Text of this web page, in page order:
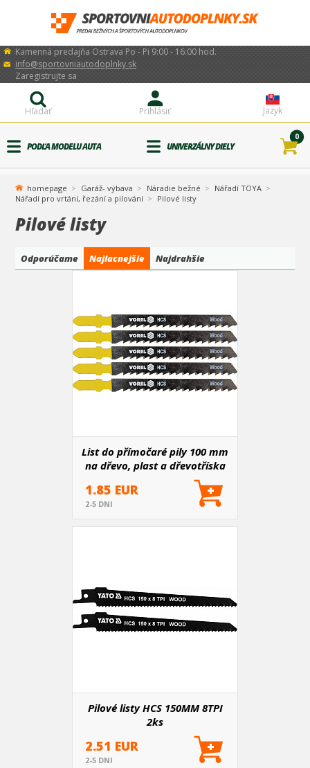
Kamenná predajňa Ostrava Po - Pi 9:00 - 16:00 hod.
info@sportovniautodoplnky.sk
Jazyk
Prihlásiť
Zaregistrujte sa
Hľadať
PODĽA MODELU AUTA UNIVERZÁLNY DIELY
0
homepage Garáž- výbava Náradie bežné
Nářadí TOYA
Nářadí pro vrtání, řezání a pilování
Pilové listy
Pilové listy
Odporúčame Najlacnejšie Najdrahšie
List do přímočaré pily 100 mm
na dřevo, plast a dřevotříska
1.85 EUR
2-5 DNI
Pilové listy HCS 150MM 8TPI
2ks
2.51 EUR
2-5 DNI